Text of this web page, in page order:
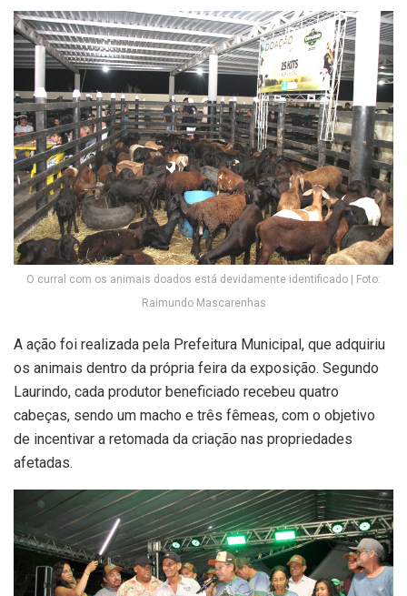
O curral com os animais doados está devidamente identificado | Foto:
Raimundo Mascarenhas
A ação foi realizada pela Prefeitura Municipal, que adquiriu
os animais dentro da própria feira da exposição. Segundo
Laurindo, cada produtor beneficiado recebeu quatro
cabeças, sendo um macho e três fêmeas, com o objetivo
de incentivar a retomada da criação nas propriedades
afetadas.